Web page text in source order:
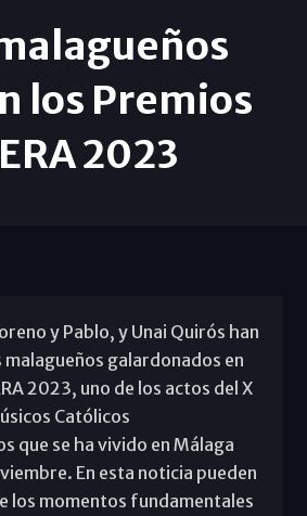
los Premios
2023
y Pablo, y Unai Quirós han
galardonados en
2023, uno de los actos del X
Católicos
que se ha vivido en Málaga
En esta noticia pueden
los momentos fundamentales